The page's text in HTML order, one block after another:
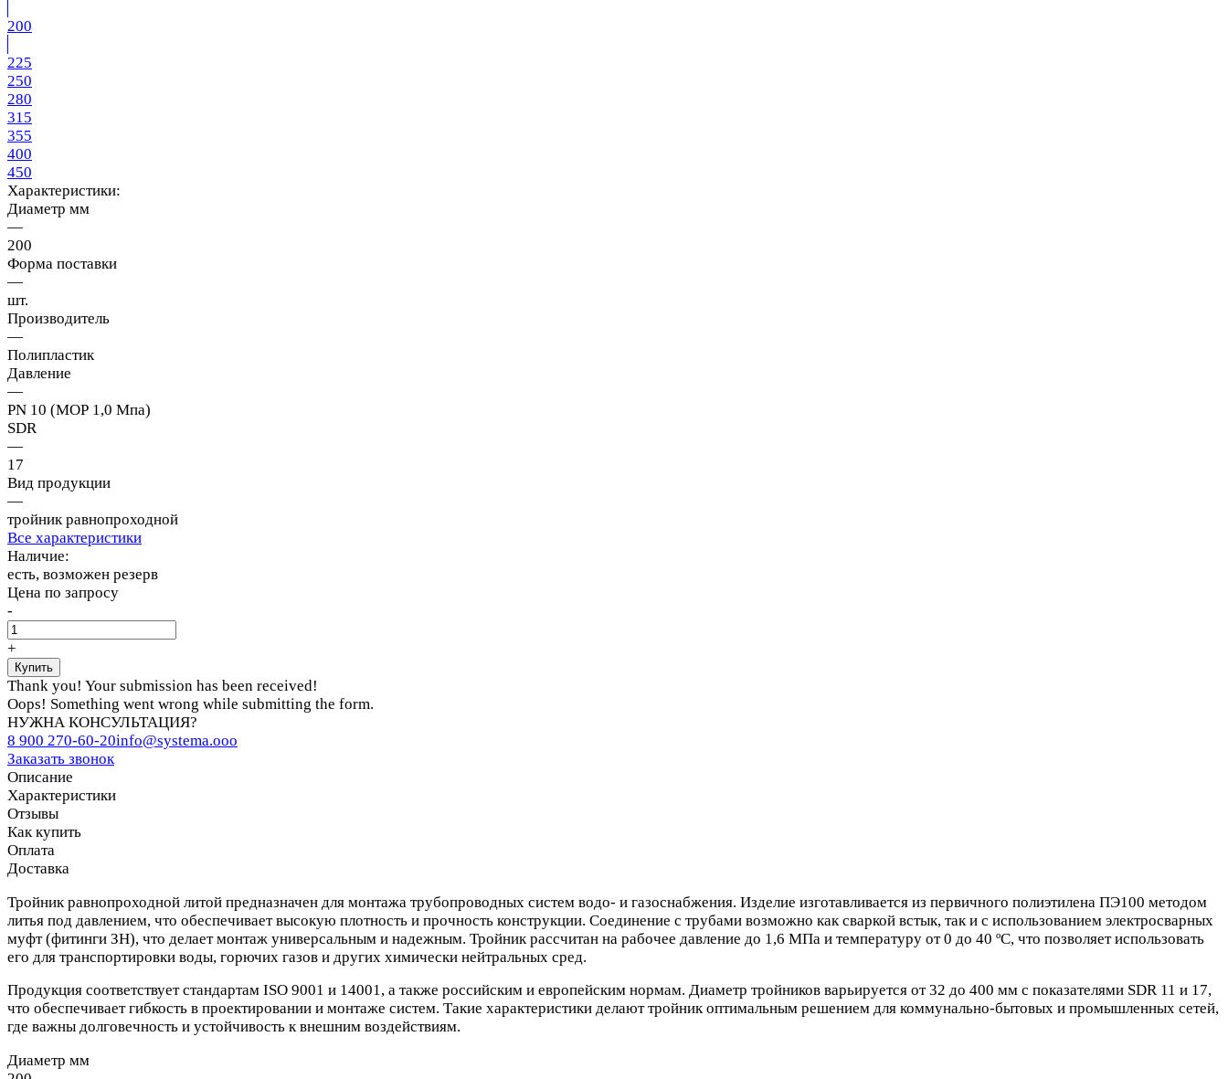
200
225
250
280
315
355
400
450
Характеристики:
Диаметр мм
—
200
Форма поставки
—
шт.
Производитель
—
Полипластик
Давление
—
PN 10 (МОР 1,0 Мпа)
SDR
—
17
Вид продукции
—
тройник равнопроходной
Все характеристики
Наличие:
есть, возможен резерв
Цена по запросу
-
+
Thank you! Your submission has been received!
Oops! Something went wrong while submitting the form.
НУЖНА КОНСУЛЬТАЦИЯ?
8 900 270-60-20info@systema.ooo
Заказать звонок
Описание
Характеристики
Отзывы
Как купить
Оплата
Доставка
Тройник равнопроходной литой предназначен для монтажа трубопроводных систем водо- и газоснабжения. Изделие изготавливается из первичного полиэтилена ПЭ100 методом
литья под давлением, что обеспечивает высокую плотность и прочность конструкции. Соединение с трубами возможно как сваркой встык, так и с использованием электросварных
муфт (фитинги ЗН), что делает монтаж универсальным и надежным. Тройник рассчитан на рабочее давление до 1,6 МПа и температуру от 0 до 40 ºС, что позволяет использовать
его для транспортировки воды, горючих газов и других химически нейтральных сред.
Продукция соответствует стандартам ISO 9001 и 14001, а также российским и европейским нормам. Диаметр тройников варьируется от 32 до 400 мм с показателями SDR 11 и 17,
что обеспечивает гибкость в проектировании и монтаже систем. Такие характеристики делают тройник оптимальным решением для коммунально-бытовых и промышленных сетей,
где важны долговечность и устойчивость к внешним воздействиям.
Диаметр мм